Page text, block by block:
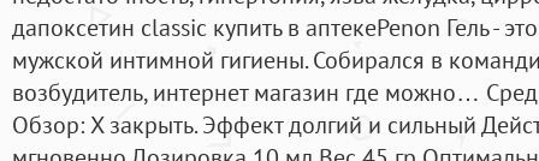
дапоксетин classic купить в аптекеPenon Гель -
мужской интимной гигиены. Собирался в
возбудитель, интернет магазин где можно…
Обзор: X закрыть. Эффект долгий и сильный